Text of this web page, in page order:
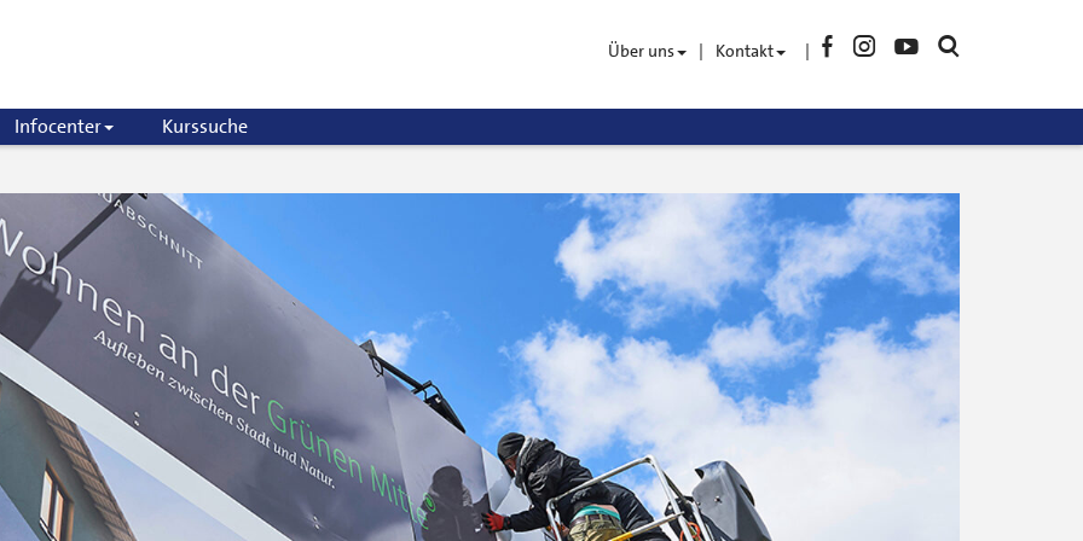
Über uns Kontakt FacebookInstagram
YouTubeSuche
Infocenter Kurssuche